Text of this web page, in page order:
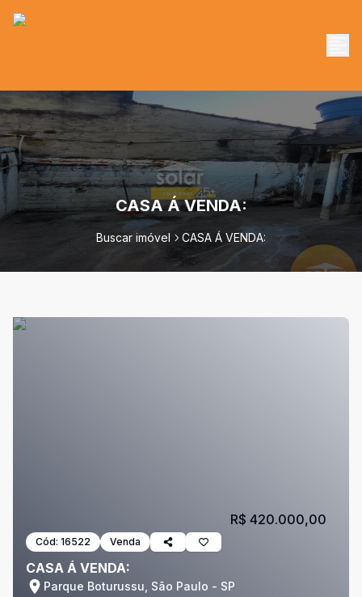
CASA Á VENDA:
Buscar imóvel CASA Á VENDA:
Cód: 16522 Venda
CASA Á VENDA:
Parque Boturussu, São Paulo - SP
R$ 420.000,00